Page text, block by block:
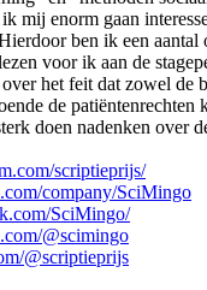
mij enorm gaan
ben ik een aantal
voor ik aan de
het feit dat zowel de
de patiëntenrechten
doen nadenken over
scriptieprijs/
company/SciMingo
SciMingo/
@scimingo
@scriptieprijs